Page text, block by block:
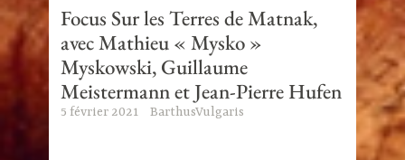
Focus Sur les Terres de Matnak,
avec Mathieu « Mysko »
Myskowski, Guillaume
Meistermann et Jean-Pierre Hufen
5 février 2021 BarthusVulgaris